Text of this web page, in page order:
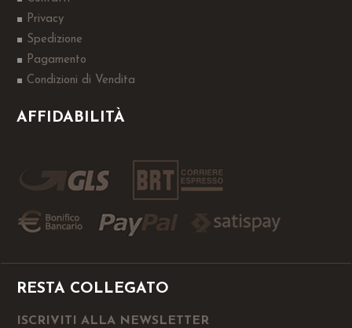
Privacy
Spedizione
Pagamento
Condizioni di Vendita
AFFIDABILITÀ
RESTA COLLEGATO
ISCRIVITI ALLA NEWSLETTER